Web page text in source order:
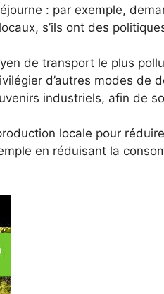
: par exemple,
s’ils ont des
de transport le plus
d’autres modes de
industriels, afin de
locale pour
en réduisant la